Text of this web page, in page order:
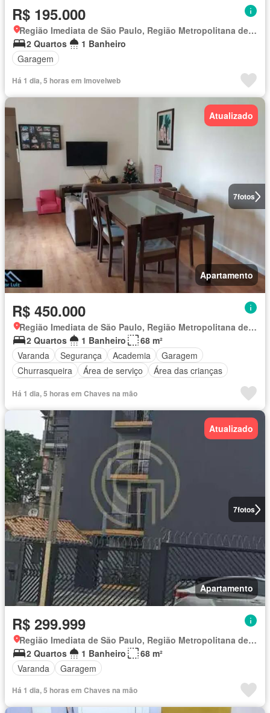
R$ 195.000
Região Imediata de São Paulo, Região Metropolitana de São Paulo
2 Quartos
1 Banheiro
Garagem
Há 1 dia, 5 horas em Imovelweb
7fotos
Atualizado
Apartamento
R$ 450.000
Região Imediata de São Paulo, Região Metropolitana de São Paulo
2 Quartos
1 Banheiro
68 m²
Varanda
Segurança Academia
Garagem
Churrasqueira
Área de serviço
Área das crianças
Há 1 dia, 5 horas em Chaves na mão
7fotos
Atualizado
Apartamento
R$ 299.999
Região Imediata de São Paulo, Região Metropolitana de São Paulo
2 Quartos
1 Banheiro
68 m²
Varanda
Garagem
Há 1 dia, 5 horas em Chaves na mão